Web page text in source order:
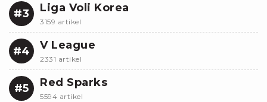
#3 Liga Voli Korea
3159 artikel
#4 V League
2331 artikel
#5 Red Sparks
5594 artikel